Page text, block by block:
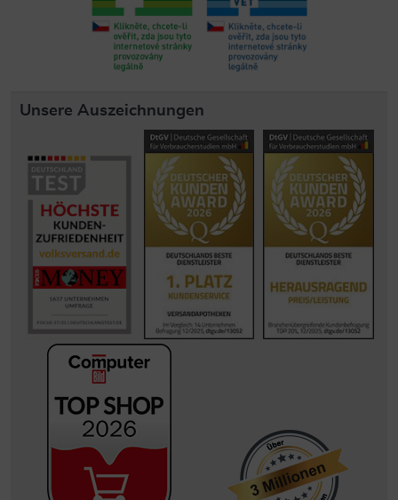
Unsere Auszeichnungen